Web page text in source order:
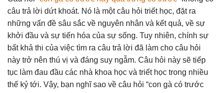
câu trả lời dứt khoát. Nó là một câu hỏi triết học, đặt ra
những vấn đề sâu sắc về nguyên nhân và kết quả, về sự
khởi đầu và sự tiến hóa của sự sống. Tuy nhiên, chính sự
bất khả thi của việc tìm ra câu trả lời đã làm cho câu hỏi
này trở nên thú vị và đáng suy ngẫm. Câu hỏi này sẽ tiếp
tục làm đau đầu các nhà khoa học và triết học trong nhiều
thế kỷ tới. Vậy, bạn nghĩ sao về câu hỏi “con gà có trước